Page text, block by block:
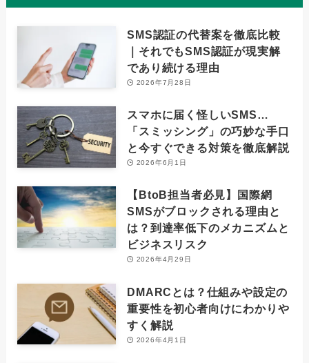
SMS認証の代替案を徹底比較
｜それでもSMS認証が現実解
であり続ける理由
2026年7月28日
スマホに届く怪しいSMS…
「スミッシング」の巧妙な手口
と今すぐできる対策を徹底解説
2026年6月1日
【BtoB担当者必見】国際網
SMSがブロックされる理由と
は？到達率低下のメカニズムと
ビジネスリスク
2026年4月29日
DMARCとは？仕組みや設定の
重要性を初心者向けにわかりや
すく解説
2026年4月1日